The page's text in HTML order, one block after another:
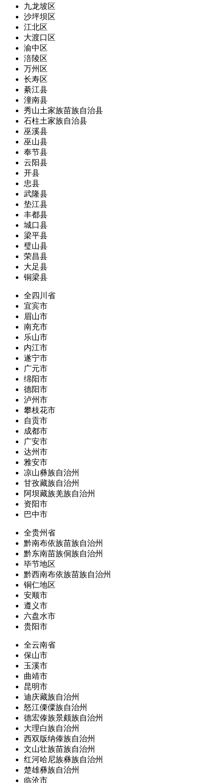
九龙坡区
沙坪坝区
江北区
大渡口区
渝中区
涪陵区
万州区
长寿区
綦江县
潼南县
秀山土家族苗族自治县
石柱土家族自治县
巫溪县
巫山县
奉节县
云阳县
开县
忠县
武隆县
垫江县
丰都县
城口县
梁平县
璧山县
荣昌县
大足县
铜梁县
全四川省
宜宾市
眉山市
南充市
乐山市
内江市
遂宁市
广元市
绵阳市
德阳市
泸州市
攀枝花市
自贡市
成都市
广安市
达州市
雅安市
凉山彝族自治州
甘孜藏族自治州
阿坝藏族羌族自治州
资阳市
巴中市
全贵州省
黔南布依族苗族自治州
黔东南苗族侗族自治州
毕节地区
黔西南布依族苗族自治州
铜仁地区
安顺市
遵义市
六盘水市
贵阳市
全云南省
保山市
玉溪市
曲靖市
昆明市
迪庆藏族自治州
怒江傈僳族自治州
德宏傣族景颇族自治州
大理白族自治州
西双版纳傣族自治州
文山壮族苗族自治州
红河哈尼族彝族自治州
楚雄彝族自治州
临沧市